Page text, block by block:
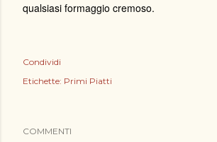
qualsiasi formaggio cremoso.
Condividi
Etichette: Primi Piatti
COMMENTI